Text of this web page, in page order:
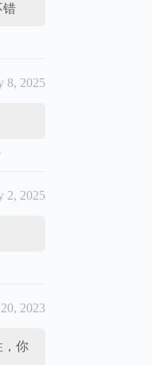
错
8, 2025
2, 2025
2023
，你